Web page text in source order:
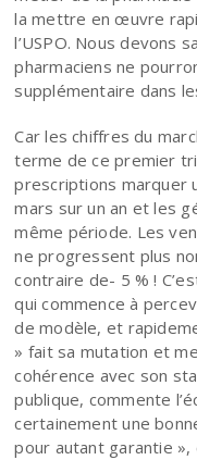
la mettre en œuvre
l’USPO. Nous devons
pharmaciens ne
supplémentaire dans
Car les chiffres du
terme de ce premier
prescriptions marquer
mars sur un an et les
même période. Les
ne progressent plus
contraire de- 5 % !
qui commence à
de modèle, et
» fait sa mutation et
cohérence avec son
publique, commente
certainement une
pour autant garantie »,